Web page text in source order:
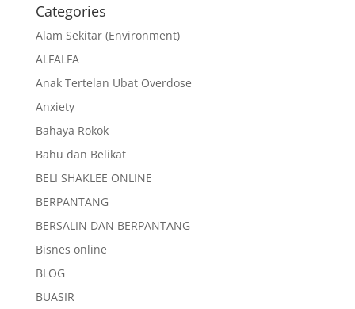
Categories
Alam Sekitar (Environment)
ALFALFA
Anak Tertelan Ubat Overdose
Anxiety
Bahaya Rokok
Bahu dan Belikat
BELI SHAKLEE ONLINE
BERPANTANG
BERSALIN DAN BERPANTANG
Bisnes online
BLOG
BUASIR